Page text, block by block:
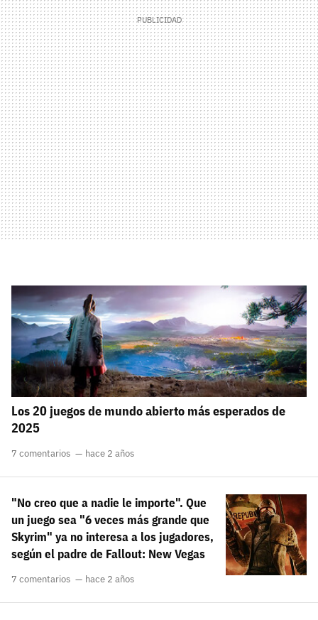
Los 20 juegos de mundo abierto más esperados de
2025
7 comentarios hace 2 años
"No creo que a nadie le importe". Que
un juego sea "6 veces más grande que
Skyrim" ya no interesa a los jugadores,
según el padre de Fallout: New Vegas
7 comentarios hace 2 años